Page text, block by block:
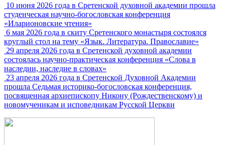
10 июня 2026 года в Сретенской духовной академии прошла
студенческая научно-богословская конференция
«Иларионовские чтения»
6 мая 2026 года в скиту Сретенского монастыря состоялся
круглый стол на тему «Язык. Литература. Православие»
29 апреля 2026 года в Сретенской духовной академии
состоялась научно-практическая конференция «Слова в
наследии, наследие в словах»
23 апреля 2026 года в Сретенской Духовной Академии
прошла Седьмая историко-богословская конференция,
посвященная архиепископу Никону (Рождественскому) и
новомученикам и исповедникам Русской Церкви